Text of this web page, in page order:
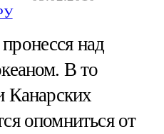
над
В то
Канарских
опомниться от